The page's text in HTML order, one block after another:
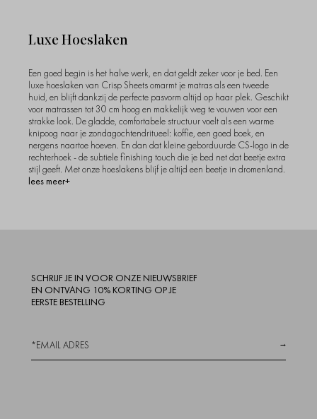
Luxe Hoeslaken
Een goed begin is het halve werk, en dat geldt zeker voor je bed. Een
luxe hoeslaken van Crisp Sheets omarmt je matras als een tweede
huid, en blijft dankzij de perfecte pasvorm altijd op haar plek. Geschikt
voor matrassen tot 30 cm hoog en makkelijk weg te vouwen voor een
strakke look. De gladde, comfortabele structuur voelt als een warme
knipoog naar je zondagochtendritueel: koffie, een goed boek, en
nergens naartoe hoeven. En dan dat kleine geborduurde CS-logo in de
rechterhoek - de subtiele finishing touch die je bed net dat beetje extra
stijl geeft. Met onze hoeslakens blijf je altijd een beetje in dromenland.
lees meer+
SCHRIJF JE IN VOOR ONZE NIEUWSBRIEF
EN ONTVANG 10% KORTING OP JE
EERSTE BESTELLING
→